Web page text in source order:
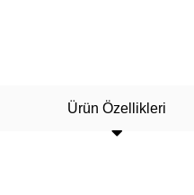
Ürün Özellikleri